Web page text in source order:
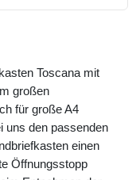
Toscana mit
großen
für große A4
uns den passenden
einen
Öffnungsstopp